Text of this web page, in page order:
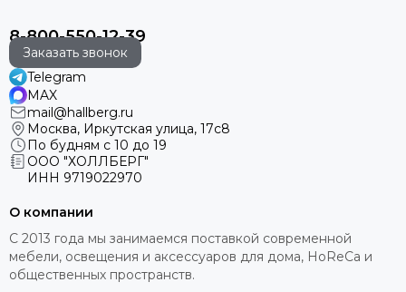
8-800-550-12-39
Заказать звонок
Telegram
MAX
mail@hallberg.ru
Москва, Иркутская улица, 17с8
По будням с 10 до 19
ООО "ХОЛЛБЕРГ"
ИНН 9719022970
О компании
С 2013 года мы занимаемся поставкой современной
мебели, освещения и аксессуаров для дома, HoReCa и
общественных пространств.